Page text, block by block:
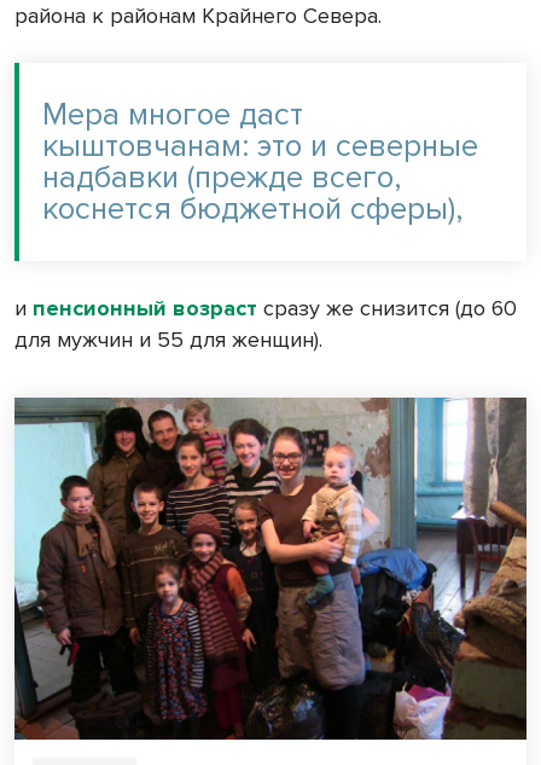
района к районам Крайнего Севера.
Мера многое даст
кыштовчанам: это и северные
надбавки (прежде всего,
коснется бюджетной сферы),
и пенсионный возраст сразу же снизится (до 60
для мужчин и 55 для женщин).